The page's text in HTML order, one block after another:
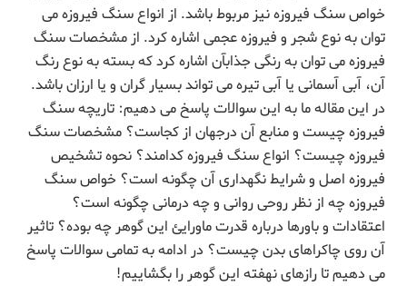
خواص سنگ فیروزه نیز مربوط باشد. از انواع سنگ فیروزه می
توان به نوع شجر و فیروزه عجمی اشاره کرد. از مشخصات سنگ
فیروزه می توان به رنگی جذابآن اشاره کرد که بسته به نوع رنگ
آن، آبی آسمانی یا آبی تیره می تواند بسیار گران و یا ارزان باشد.
در این مقاله ما به این سوالات پاسخ می دهیم: تاریچه سنگ
فیروزه چیست و منابع آن درجهان از کجاست؟ مشخصات سنگ
فیروزه چیست؟ انواع سنگ فیروزه کدامند؟ نحوه تشخیص
فیروزه اصل و شرایط نگهداری آن چگونه است؟ خواص سنگ
فیروزه چه از نظر روحی روانی و چه درمانی چگونه است؟
اعتقادات و باورها درباره قدرت ماورایئ این گوهر چه بوده؟ تاثیر
آن روی چاکراهای بدن چیست؟ در ادامه به تمامی سوالات پاسخ
می دهیم تا رازهای نهفته این گوهر را بگشاییم!